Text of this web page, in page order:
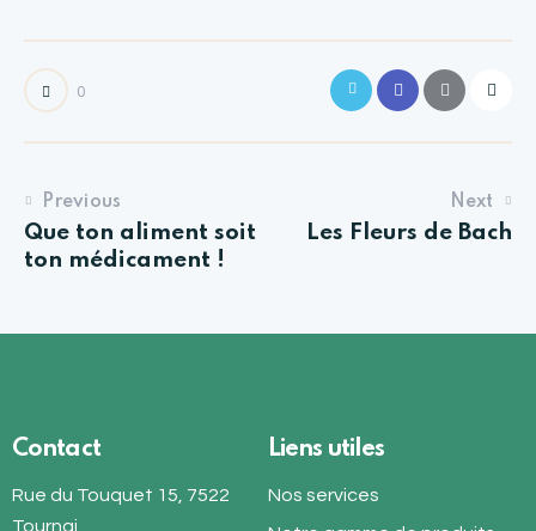
0
Previous
Que ton aliment soit
ton médicament !
Next
Les Fleurs de Bach
Contact
Rue du Touquet 15, 7522
Tournai
Liens utiles
Nos services